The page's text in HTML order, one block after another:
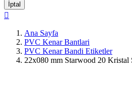
İptal

Ana Sayfa
PVC Kenar Bantlari
PVC Kenar Bandi Etiketler
22x080 mm Starwood 20 Kristal